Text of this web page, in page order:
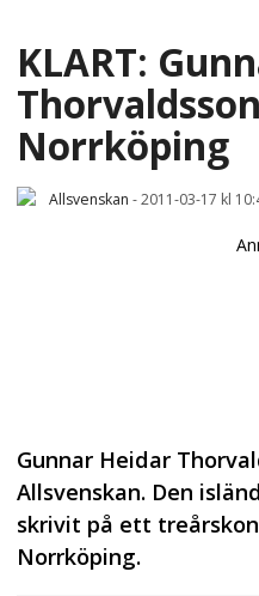
KLART:
Norrköping
Allsvenskan -2011-03-17 kl
Gunnar Heidar
Allsvenskan. Den
skrivit på ett
Norrköping.